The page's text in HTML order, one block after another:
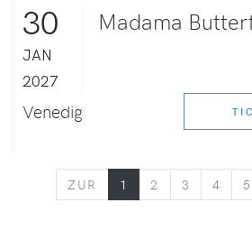
30
JAN
2027
Madama
Venedig
ZUR ZURÜCK
1 2 3 4 5